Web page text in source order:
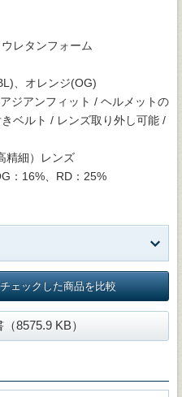
レタンフォーム
、オレンジ(OG)
ジアンフィット / ヘルメットの
ベルト / レンズ取り外し可能 /
精細）レンズ
：16%、RD：25%
チェックした商品を比較
8575.9 KB）